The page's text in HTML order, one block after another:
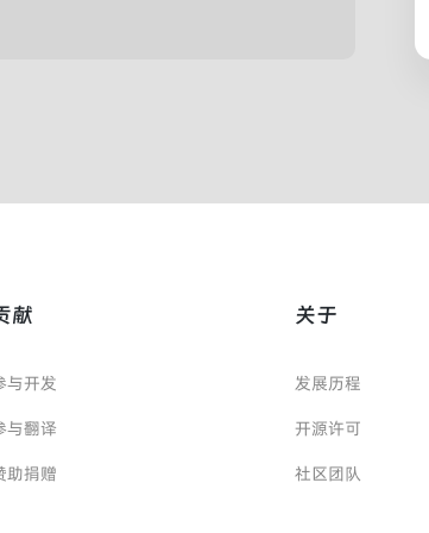
献
与开发
与翻译
助捐赠
关于
发展历程
开源许可
社区团队